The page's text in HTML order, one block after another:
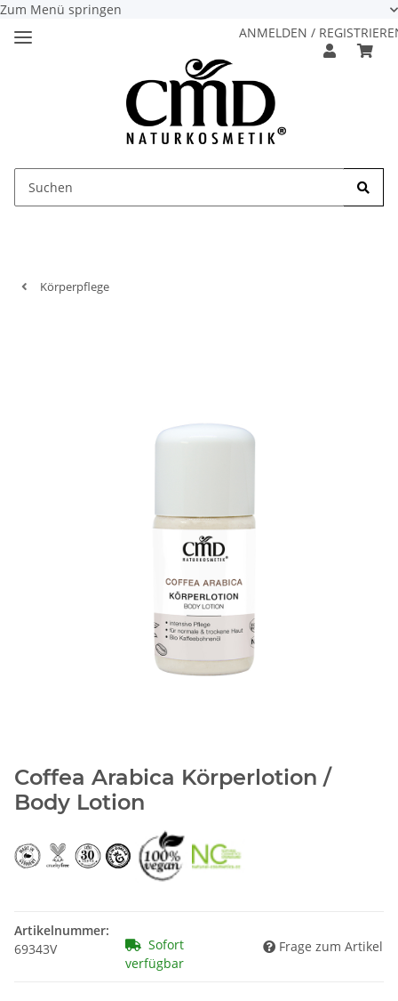
Zum Menü springen
ANMELDEN /
Körperpflege
Coffea Arabica Körperlotion /
Body Lotion
Artikelnummer:
69343V
Sofort
verfügbar
Frage zum Artikel